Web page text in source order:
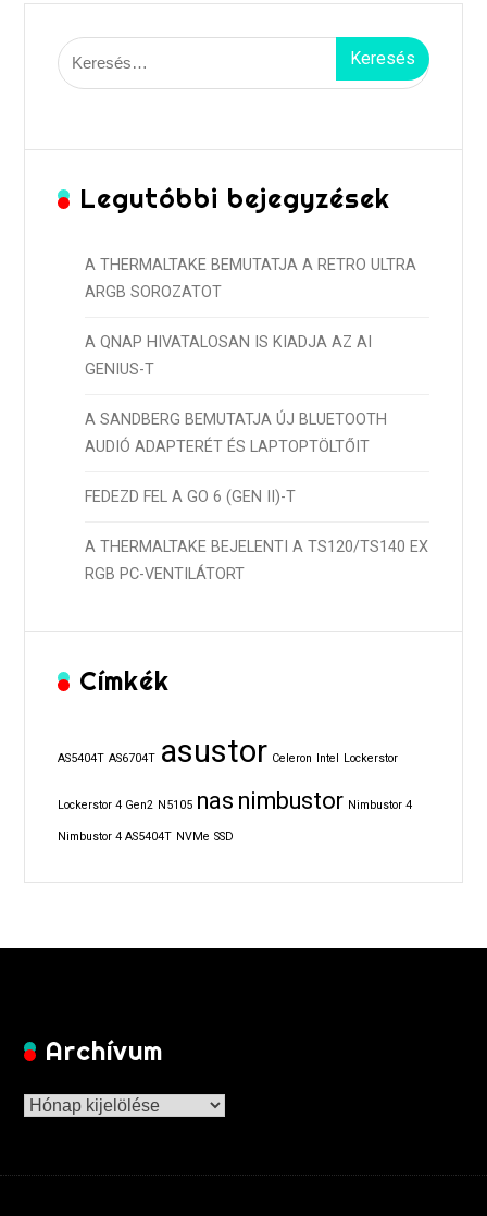
Keresés:
Legutóbbi bejegyzések
A THERMALTAKE BEMUTATJA A RETRO ULTRA
ARGB SOROZATOT
A QNAP HIVATALOSAN IS KIADJA AZ AI
GENIUS-T
A SANDBERG BEMUTATJA ÚJ BLUETOOTH
AUDIÓ ADAPTERÉT ÉS LAPTOPTÖLTŐIT
FEDEZD FEL A GO 6 (GEN II)-T
A THERMALTAKE BEJELENTI A TS120/TS140 EX
RGB PC-VENTILÁTORT
Címkék
AS5404T AS6704T asustor Celeron Intel Lockerstor
Lockerstor 4 Gen2 N5105 nas nimbustor Nimbustor 4
Nimbustor 4 AS5404T NVMe SSD
Archívum
Archívum